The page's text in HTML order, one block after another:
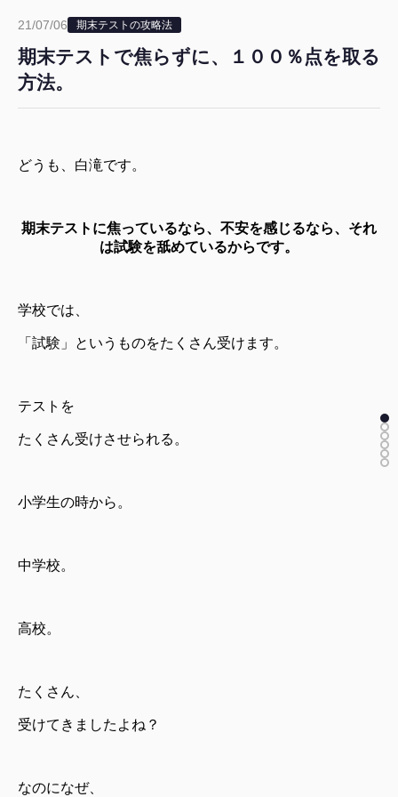
21/07/06 期末テストの攻略法
期末テストで焦らずに、１００％点を取る
方法。
どうも、白滝です。
期末テストに焦っているなら、不安を感じるなら、それ
は試験を舐めているからです。
学校では、
「試験」というものをたくさん受けます。
テストを
たくさん受けさせられる。
小学生の時から。
中学校。
高校。
たくさん、
受けてきましたよね？
なのになぜ、